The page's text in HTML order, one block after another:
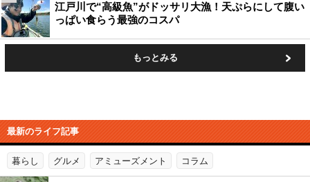
江戸川で“高級魚”がドッサリ大漁！天ぷらにして腹い
っぱい食らう最強のコスパ
もっとみる
最新のライフ記事
暮らし グルメ アミューズメント コラム